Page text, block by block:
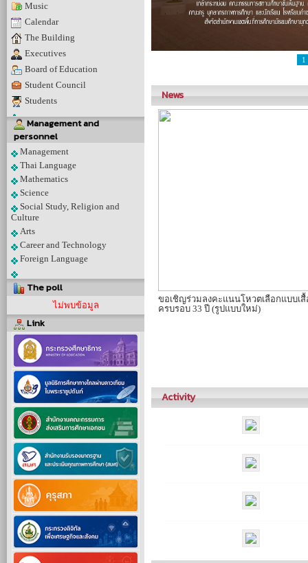
Music
Calendar
The Building
Executives
Board of Education
Student Council
Students
Management and
personnel
Management
Thai Language
Mathematics
Science
Social Study, Religion and
Culture
Arts
Career and Technology
Foreign Language
The poll
ไม่พบข้อมูล
Link
1
News
ขอเชิญร่วมลงคะแนนโหวตเลือกแบบเ
ครบรอบ 33 ปี (รูปแบบใหม่)
Activity